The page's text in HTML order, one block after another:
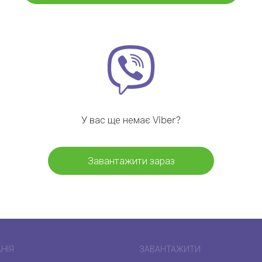
У вас ще немає Viber?
Завантажити зараз
ЗАВАНТАЖИТИ